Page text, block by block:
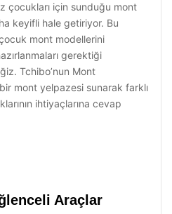
çocukları için sunduğu mont
keyifli hale getiriyor. Bu
mont modellerini
gerektiği
Tchibo’nun Mont
mont yelpazesi sunarak farklı
ihtiyaçlarına cevap
Araçlar